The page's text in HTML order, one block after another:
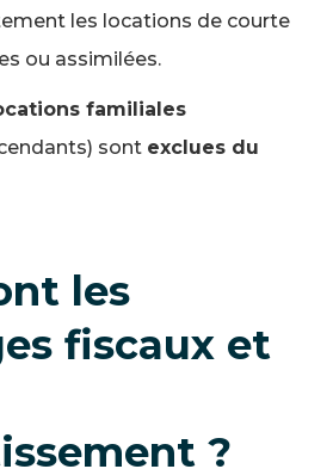
les locations de courte
ou assimilées.
familiales
sont exclues du
les
fiscaux et
?